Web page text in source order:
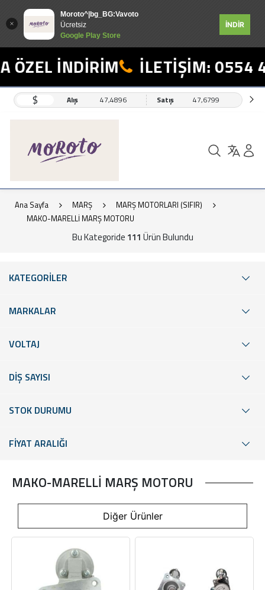
Moroto^|bg_BG:Vavoto
Ücretsiz
Google Play Store
İNDİR
İNDİRİM İLETİŞİM: 0554 498
$ Alış 47,4896 Satış 47,6799
Ana Sayfa MARŞ
MARŞ MOTORLARI (SIFIR)
MAKO-MARELLİ MARŞ MOTORU
Bu Kategoride 111 Ürün Bulundu
KATEGORİLER
MARKALAR
VOLTAJ
DİŞ SAYISI
STOK DURUMU
FİYAT ARALIĞI
MAKO-MARELLİ MARŞ MOTORU
Diğer Ürünler